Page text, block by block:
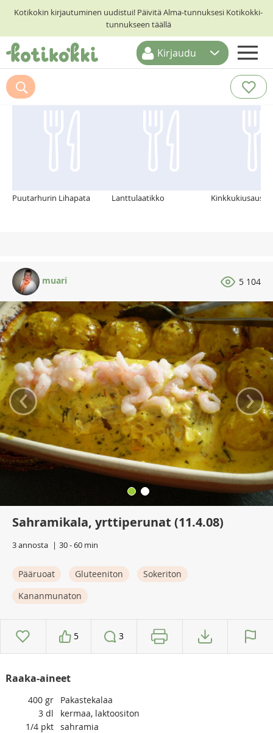
Kotikokin kirjautuminen uudistui! Päivitä Alma-tunnuksesi Kotikokki-
tunnukseen täällä
ETUSIVU
RESEPTIHAKU
Kirjaudu
Suosittelemme myös
Puutarhurin Lihapata Lanttulaatikko Kinkkukiusaus
muari 5 104
‹ ›
Sahramikala, yrttiperunat (11.4.08)
3 annosta 30 - 60 min
Pääruoat Gluteeniton
Sokeriton
Kananmunaton
5 3
Raaka-aineet
400 gr
Pakastekalaa
3 dl
kermaa, laktoositon
1/4 pkt sahramia